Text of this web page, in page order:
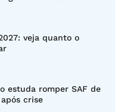
veja quanto o
estuda romper SAF de
crise